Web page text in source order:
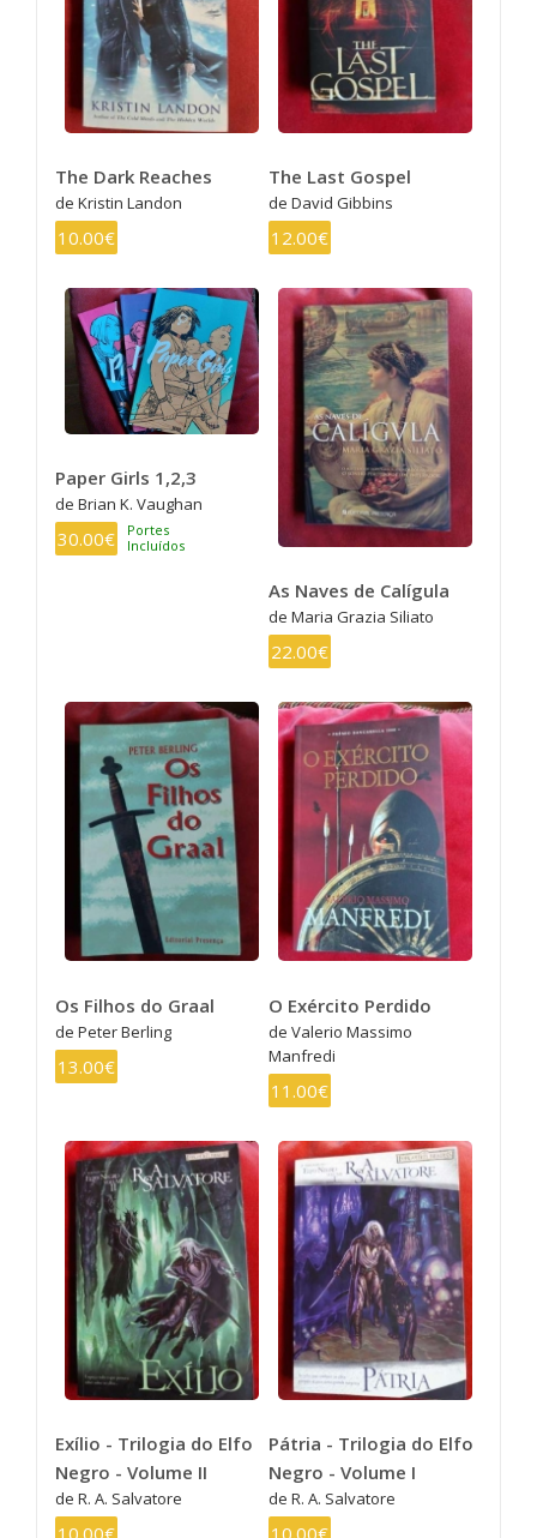
The Dark Reaches
de Kristin Landon
10.00€
The Last Gospel
de David Gibbins
12.00€
Paper Girls 1,2,3
de Brian K. Vaughan
30.00€
Portes
Incluídos
As Naves de Calígula
de Maria Grazia Siliato
22.00€
Os Filhos do Graal
de Peter Berling
13.00€
O Exército Perdido
de Valerio Massimo
Manfredi
11.00€
Exílio - Trilogia do Elfo
Negro - Volume II
de R. A. Salvatore
10.00€
Pátria - Trilogia do Elfo
Negro - Volume I
de R. A. Salvatore
10.00€